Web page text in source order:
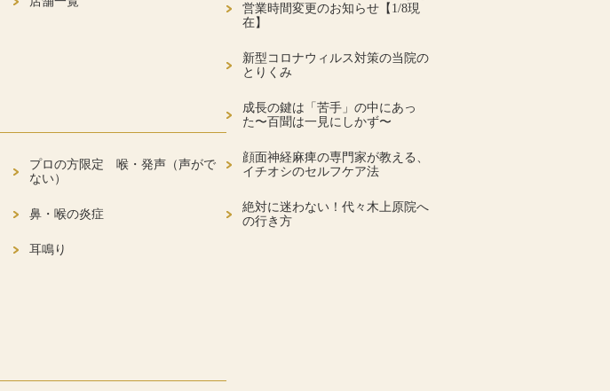
プロの方限定 喉・発声（声がで
ない）
鼻・喉の炎症
耳鳴り
営業時間変更のお知らせ【1/8現
在】
新型コロナウィルス対策の当院の
とりくみ
成長の鍵は「苦手」の中にあっ
た〜百聞は一見にしかず〜
顔面神経麻痺の専門家が教える、
イチオシのセルフケア法
絶対に迷わない！代々木上原院へ
の行き方